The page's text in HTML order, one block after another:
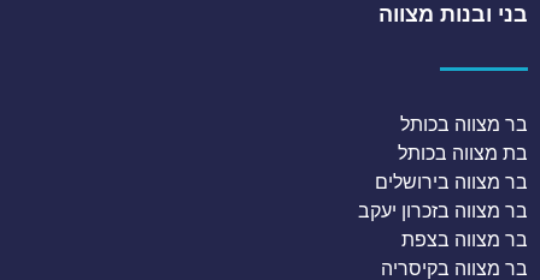
בני ובנות מצווה
בר מצווה בכותל
בת מצווה בכותל
בר מצווה בירושלים
בר מצווה בזכרון יעקב
בר מצווה בצפת
בר מצווה בקיסריה